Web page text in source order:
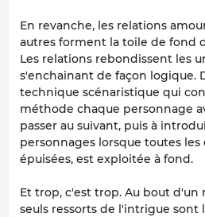
En revanche, les relations
autres forment la toile de fond
Les relations rebondissent les
s'enchainant de façon logique.
technique scénaristique qui
méthode chaque personnage
passer au suivant, puis à
personnages lorsque toutes
épuisées, est exploitée à fond.
Et trop, c'est trop. Au bout d'un
seuls ressorts de l'intrigue sont